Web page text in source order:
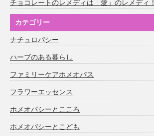
チョコレートのレメディは「愛」のレメディ！
カテゴリー
ナチュロパシー
ハーブのある暮らし
ファミリーケアホメオパス
フラワーエッセンス
ホメオパシーとこころ
ホメオパシーとこども